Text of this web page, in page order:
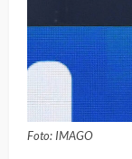
Foto: IMAGO